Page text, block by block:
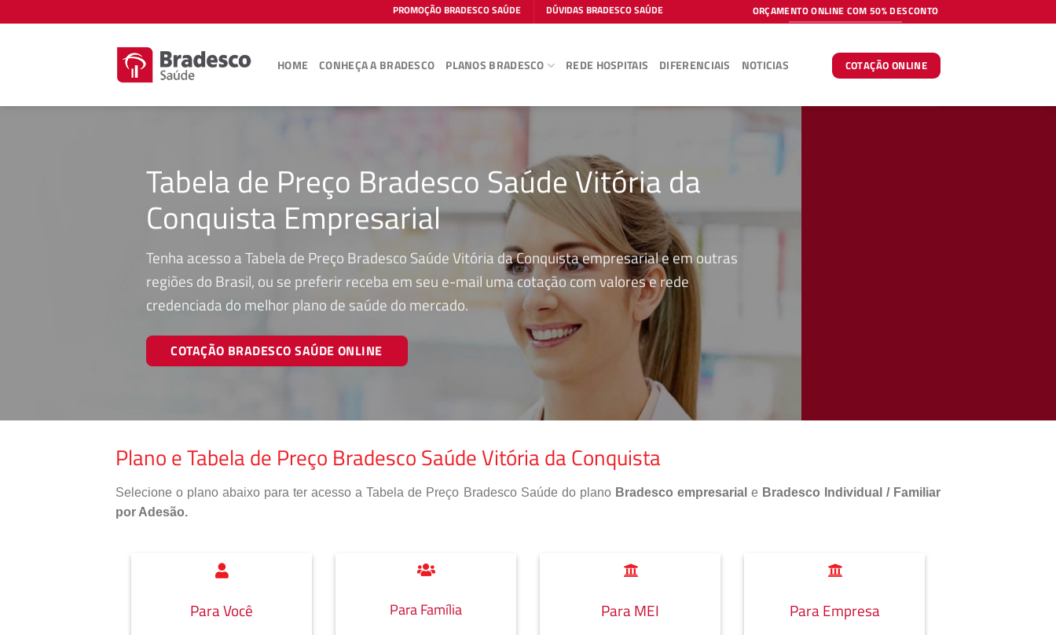
to
PROMOÇÃO BRADESCO SAÚDE DÚVIDAS BRADESCO SAÚDE ORÇAMENTO ONLINE COM 50% DESCONTO
HOME CONHEÇA A BRADESCO PLANOS BRADESCO REDE HOSPITAIS DIFERENCIAIS NOTICIAS COTAÇÃO ONLINE
Tabela de Preço Bradesco Saúde Vitória da
Conquista Empresarial
Tenha acesso a Tabela de Preço Bradesco Saúde Vitória da Conquista empresarial e em outras
regiões do Brasil, ou se preferir receba em seu e-mail uma cotação com valores e rede
credenciada do melhor plano de saúde do mercado.
COTAÇÃO BRADESCO SAÚDE ONLINE
Plano e Tabela de Preço Bradesco Saúde Vitória da Conquista
Selecione o plano abaixo para ter acesso a Tabela de Preço Bradesco Saúde do plano Bradesco empresarial e Bradesco Individual / Familiar
por Adesão.
Para Você Para Família Para MEI Para Empresa